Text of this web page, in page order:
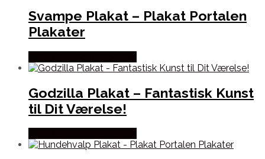
Svampe Plakat – Plakat Portalen
Plakater
Godzilla Plakat – Fantastisk Kunst
til Dit Værelse!